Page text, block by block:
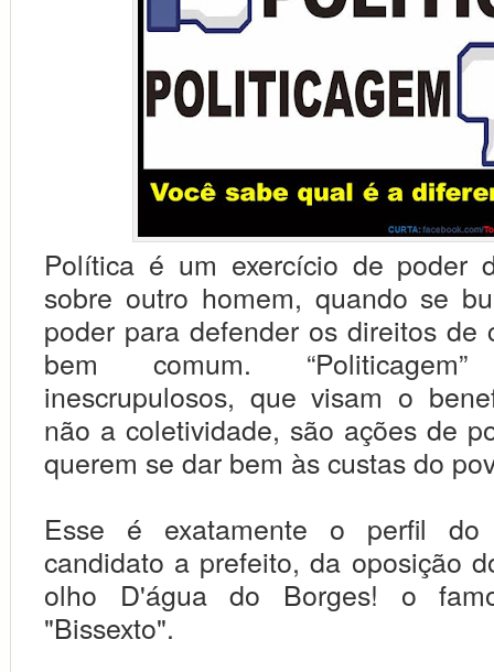
Política é um exercício de poder
sobre outro homem, quando se
poder para defender os direitos de
bem comum.
inescrupulosos, que visam o
não a coletividade, são ações de
querem se dar bem às custas do
Esse é exatamente o perfil do
candidato a prefeito, da oposição
olho D'água do Borges! o
"Bissexto".